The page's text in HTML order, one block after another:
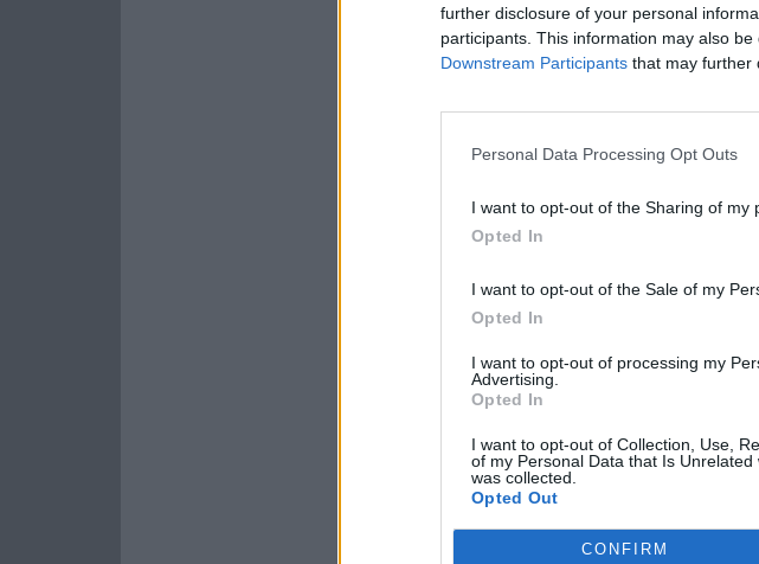
further disclosure of your personal
participants. This information may also
Downstream Participants that may further
Personal Data Processing Opt Outs
I want to opt-out of the Sharing of my
Opted In
I want to opt-out of the Sale of my
Opted In
I want to opt-out of processing my
Advertising.
Opted In
I want to opt-out of Collection, Use,
of my Personal Data that Is
was collected.
Opted Out
CONFIRM